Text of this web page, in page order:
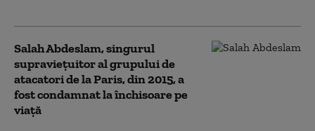
Salah Abdeslam, singurul
supraviețuitor al grupului de
atacatori de la Paris, din 2015, a
fost condamnat la închisoare pe
viață